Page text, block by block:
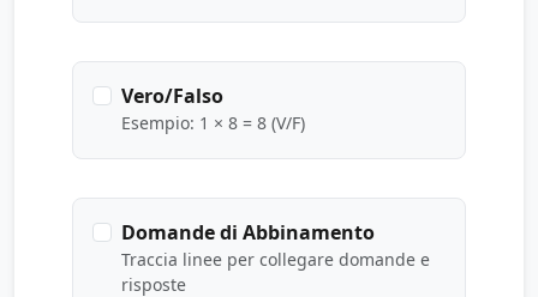
Vero/Falso
Esempio: 1 × 8 = 8 (V/F)
Domande di Abbinamento
Traccia linee per collegare domande e
risposte